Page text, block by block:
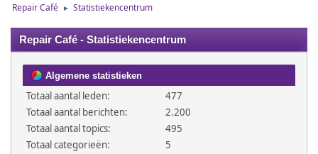
Repair Café ► Statistiekencentrum
Repair Café - Statistiekencentrum
Algemene statistieken
Totaal aantal leden:
477
Totaal aantal berichten:
2.200
Totaal aantal topics:
495
Totaal categorieën:
5